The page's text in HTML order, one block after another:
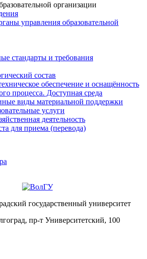
организации
управления образовательной
стандарты и требования
состав
обеспечение и оснащённость
процесса. Доступная среда
виды материальной поддержки
услуги
деятельность
для приема (перевода)
государственный университет
пр-т Университетский, 100